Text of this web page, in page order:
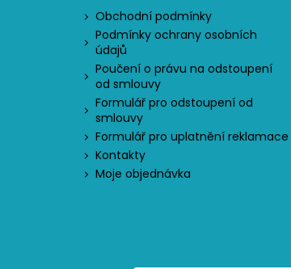
Obchodní podmínky
Podmínky ochrany osobních
údajů
Poučení o právu na odstoupení
od smlouvy
Formulář pro odstoupení od
smlouvy
Formulář pro uplatnění reklamace
Kontakty
Moje objednávka